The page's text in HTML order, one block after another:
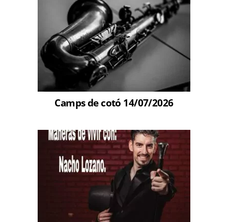
Camps de cotó 14/07/2026